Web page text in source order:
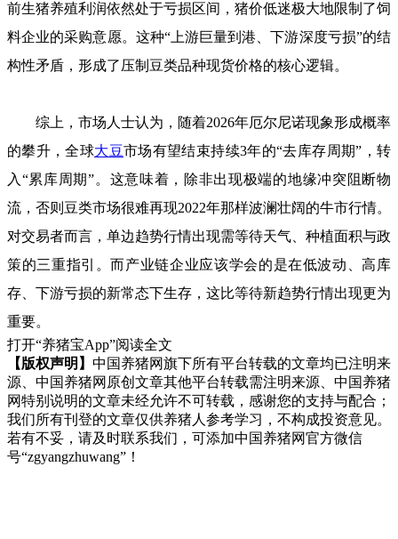
前生猪养殖利润依然处于亏损区间，猪价低迷极大地限制了饲
料企业的采购意愿。这种“上游巨量到港、下游深度亏损”的结
构性矛盾，形成了压制豆类品种现货价格的核心逻辑。
综上，市场人士认为，随着2026年厄尔尼诺现象形成概率
的攀升，全球大豆市场有望结束持续3年的“去库存周期”，转
入“累库周期”。这意味着，除非出现极端的地缘冲突阻断物
流，否则豆类市场很难再现2022年那样波澜壮阔的牛市行情。
对交易者而言，单边趋势行情出现需等待天气、种植面积与政
策的三重指引。而产业链企业应该学会的是在低波动、高库
存、下游亏损的新常态下生存，这比等待新趋势行情出现更为
重要。
打开“养猪宝App”阅读全文
【版权声明】 中国养猪网旗下所有平台转载的文章均已注明来
源、中国养猪网原创文章其他平台转载需注明来源、中国养猪
网特别说明的文章未经允许不可转载，感谢您的支持与配合；
我们所有刊登的文章仅供养猪人参考学习，不构成投资意见。
若有不妥，请及时联系我们，可添加中国养猪网官方微信
号“zgyangzhuwang”！